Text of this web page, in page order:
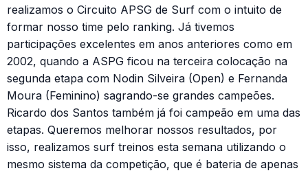
realizamos o Circuito APSG de Surf com o intuito de
formar nosso time pelo ranking. Já tivemos
participações excelentes em anos anteriores como em
2002, quando a ASPG ficou na terceira colocação na
segunda etapa com Nodin Silveira (Open) e Fernanda
Moura (Feminino) sagrando-se grandes campeões.
Ricardo dos Santos também já foi campeão em uma das
etapas. Queremos melhorar nossos resultados, por
isso, realizamos surf treinos esta semana utilizando o
mesmo sistema da competição, que é bateria de apenas